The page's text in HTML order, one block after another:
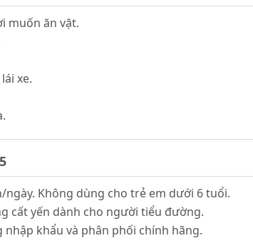
muốn ăn vặt.
xe.
Không dùng cho trẻ em dưới 6 tuổi.
cất yến dành cho người tiểu đường.
khẩu và phân phối chính hãng.